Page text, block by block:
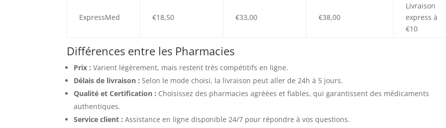
ExpressMed €18,50 €33,00 €38,00
Livraison
express à
€10
Différences entre les Pharmacies
Prix : Varient légèrement, mais restent très compétitifs en ligne.
Délais de livraison : Selon le mode choisi, la livraison peut aller de 24h à 5 jours.
Qualité et Certification : Choisissez des pharmacies agréées et fiables, qui garantissent des médicaments
authentiques.
Service client : Assistance en ligne disponible 24/7 pour répondre à vos questions.